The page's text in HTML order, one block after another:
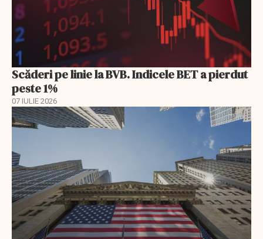
Scăderi pe linie la BVB. Indicele BET a pierdut
peste 1%
07 IULIE 2026